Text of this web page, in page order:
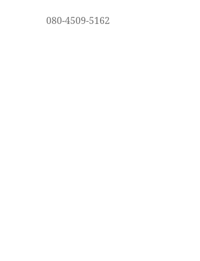
080-4509-5162